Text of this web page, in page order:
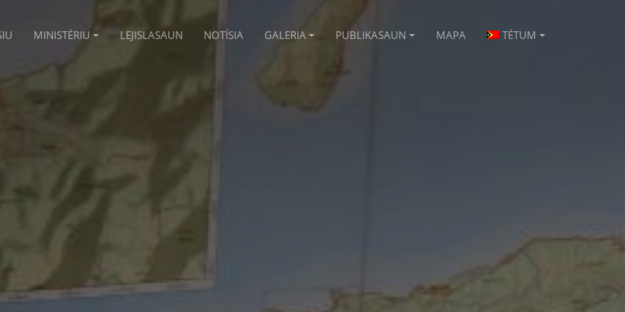
MINISTÉRIU LEJISLASAUN NOTÍSIA GALERIA PUBLIKASAUN MAPA TÉTUM